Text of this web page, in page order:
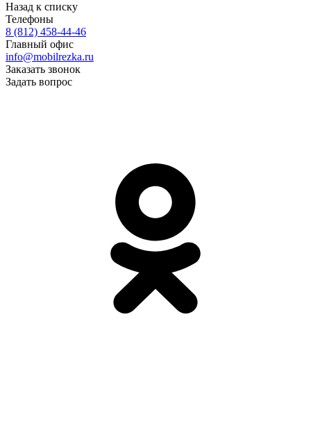
Назад к списку
Телефоны
8 (812) 458-44-46
Главный офис
info@mobilrezka.ru
Заказать звонок
Задать вопрос